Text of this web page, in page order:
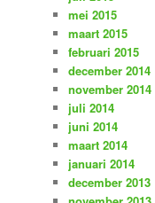
mei 2015
maart 2015
februari 2015
december 2014
november 2014
juli 2014
juni 2014
maart 2014
januari 2014
december 2013